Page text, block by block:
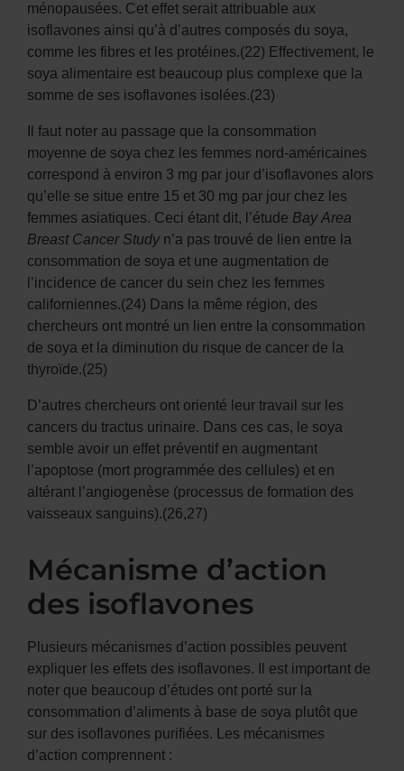
ménopausées. Cet effet serait attribuable aux
isoflavones ainsi qu’à d’autres composés du soya,
comme les fibres et les protéines.(22) Effectivement, le
soya alimentaire est beaucoup plus complexe que la
somme de ses isoflavones isolées.(23)
Il faut noter au passage que la consommation
moyenne de soya chez les femmes nord-américaines
correspond à environ 3 mg par jour d’isoflavones alors
qu’elle se situe entre 15 et 30 mg par jour chez les
femmes asiatiques. Ceci étant dit, l’étude Bay Area
Breast Cancer Studyn’a pas trouvé de lien entre la
consommation de soya et une augmentation de
l’incidence de cancer du sein chez les femmes
californiennes.(24) Dans la même région, des
chercheurs ont montré un lien entre la consommation
de soya et la diminution du risque de cancer de la
thyroïde.(25)
D’autres chercheurs ont orienté leur travail sur les
cancers du tractus urinaire. Dans ces cas, le soya
semble avoir un effet préventif en augmentant
l’apoptose (mort programmée des cellules) et en
altérant l’angiogenèse (processus de formation des
vaisseaux sanguins).(26,27)
Mécanisme d’action
des isoflavones
Plusieurs mécanismes d’action possibles peuvent
expliquer les effets des isoflavones. Il est important de
noter que beaucoup d’études ont porté sur la
consommation d’aliments à base de soya plutôt que
sur des isoflavones purifiées. Les mécanismes
d’action comprennent :